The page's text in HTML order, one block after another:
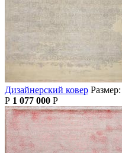
Дизайнерский ковер
Р 1 077 000 Р